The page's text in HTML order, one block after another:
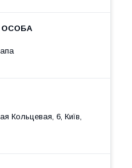
Кольцевая, 6, Київ,